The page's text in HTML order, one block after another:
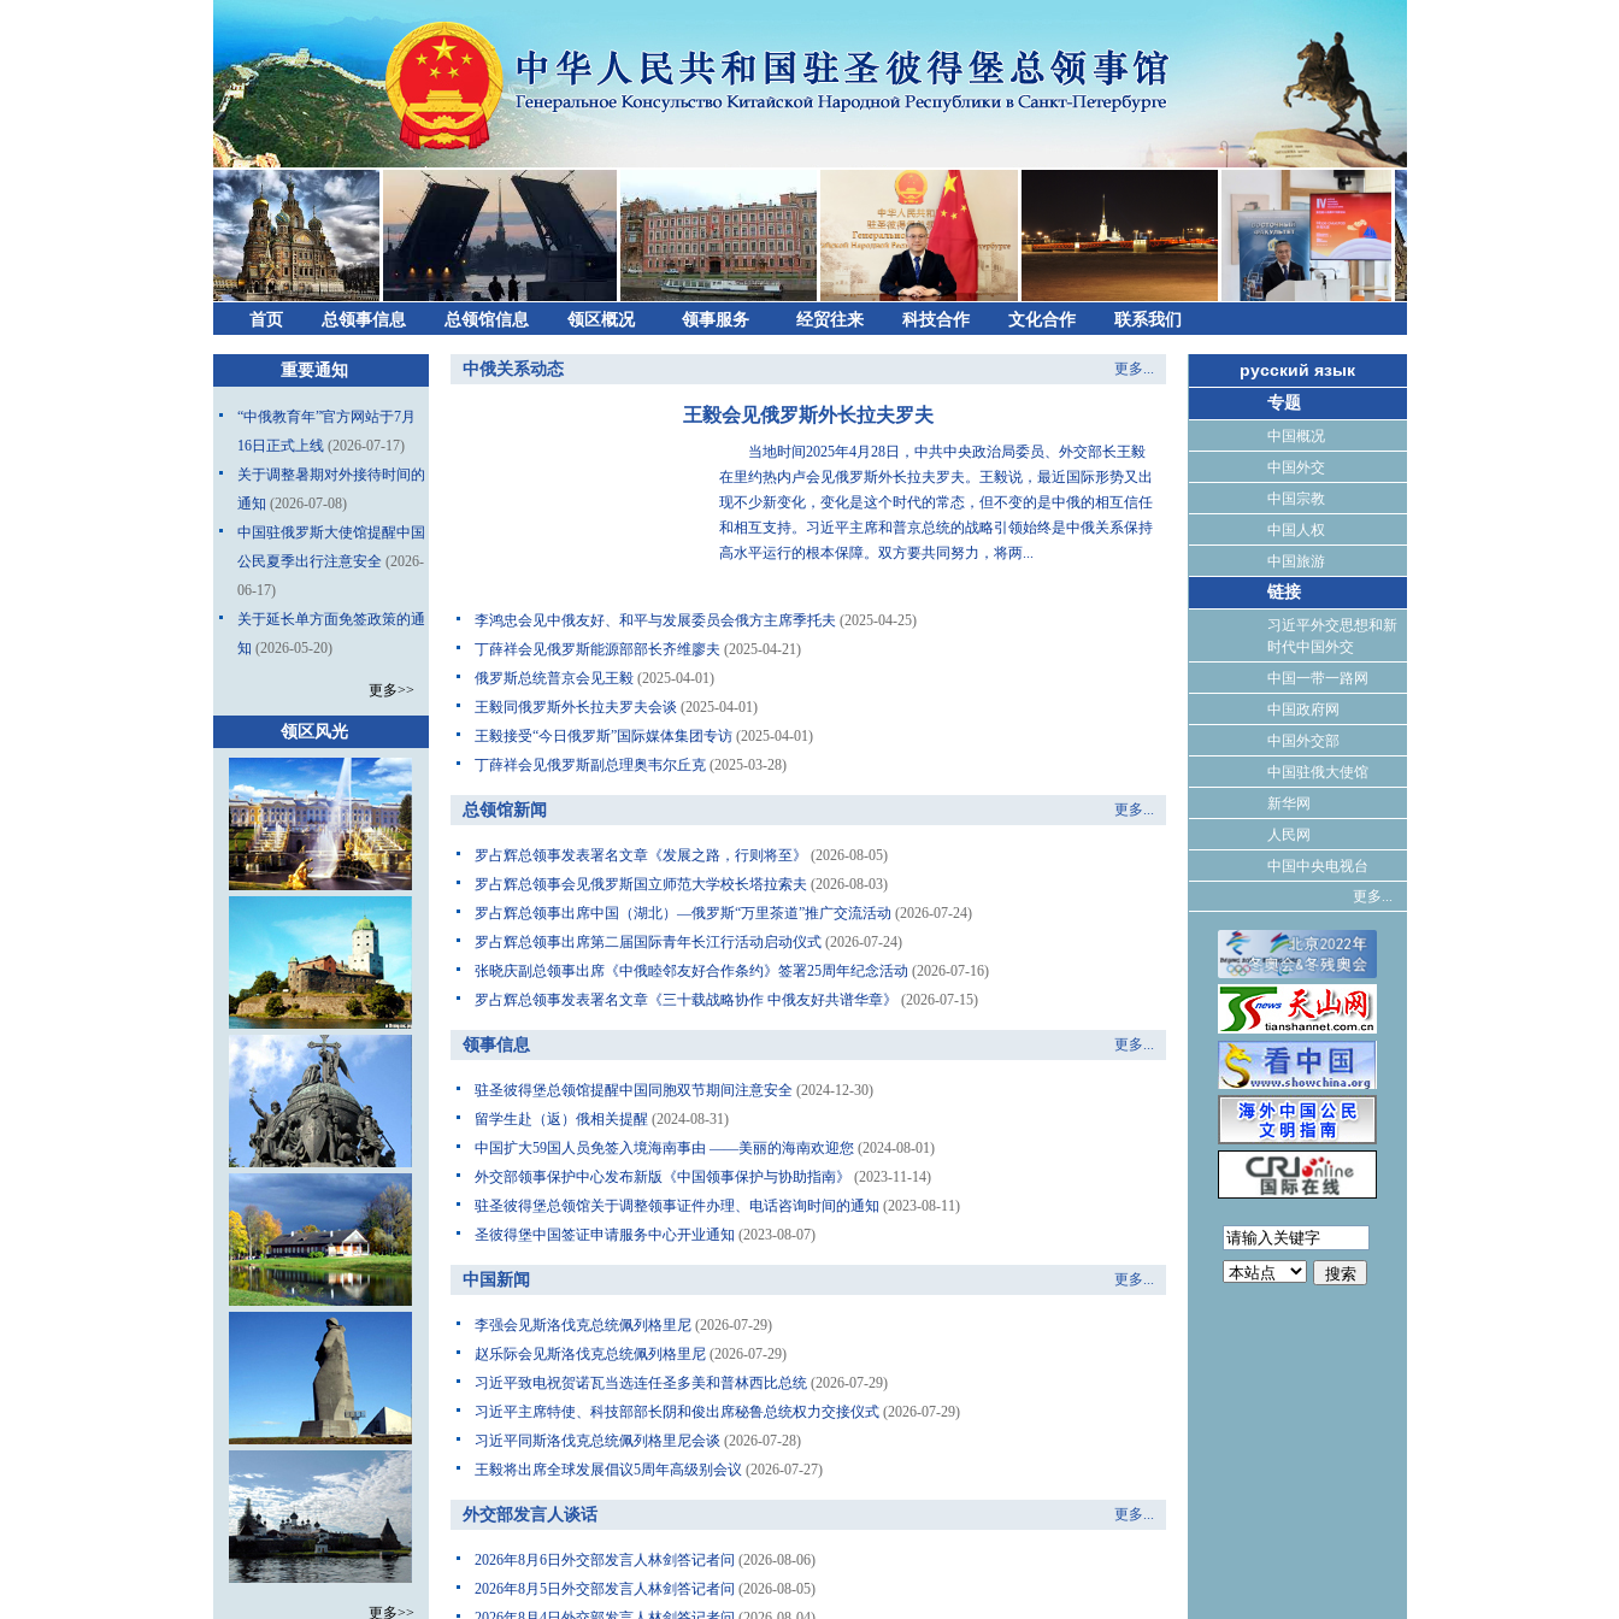
首页 总领事信息 总领馆信息 领区概况 领事服务 经贸往来 科技合作 文化合作 联系我们
重要通知
“中俄教育年”官方网站于7月
16日正式上线(2026-07-17)
关于调整暑期对外接待时间的
通知 (2026-07-08)
中国驻俄罗斯大使馆提醒中国
公民夏季出行注意安全(2026-
06-17)
关于延长单方面免签政策的通
知 (2026-05-20)
更多>>
领区风光
更多>>
中俄关系动态 更多...
王毅会见俄罗斯外长拉夫罗夫
当地时间2025年4月28日，中共中央政治局委员、外交部长王毅
在里约热内卢会见俄罗斯外长拉夫罗夫。王毅说，最近国际形势又出
现不少新变化，变化是这个时代的常态，但不变的是中俄的相互信任
和相互支持。习近平主席和普京总统的战略引领始终是中俄关系保持
高水平运行的根本保障。双方要共同努力，将两...
李鸿忠会见中俄友好、和平与发展委员会俄方主席季托夫 (2025-04-25)
丁薛祥会见俄罗斯能源部部长齐维廖夫 (2025-04-21)
俄罗斯总统普京会见王毅(2025-04-01)
王毅同俄罗斯外长拉夫罗夫会谈 (2025-04-01)
王毅接受“今日俄罗斯”国际媒体集团专访(2025-04-01)
丁薛祥会见俄罗斯副总理奥韦尔丘克(2025-03-28)
总领馆新闻 更多...
罗占辉总领事发表署名文章《发展之路，行则将至》
(2026-08-05)
罗占辉总领事会见俄罗斯国立师范大学校长塔拉索夫 (2026-08-03)
罗占辉总领事出席中国（湖北）—俄罗斯“万里茶道”推广交流活动 (2026-07-24)
罗占辉总领事出席第二届国际青年长江行活动启动仪式(2026-07-24)
张晓庆副总领事出席《中俄睦邻友好合作条约》签署25周年纪念活动 (2026-07-16)
罗占辉总领事发表署名文章《三十载战略协作 中俄友好共谱华章》
(2026-07-15)
领事信息 更多...
驻圣彼得堡总领馆提醒中国同胞双节期间注意安全(2024-12-30)
留学生赴（返）俄相关提醒 (2024-08-31)
中国扩大59国人员免签入境海南事由 ——美丽的海南欢迎您(2024-08-01)
外交部领事保护中心发布新版《中国领事保护与协助指南》
(2023-11-14)
驻圣彼得堡总领馆关于调整领事证件办理、电话咨询时间的通知 (2023-08-11)
圣彼得堡中国签证申请服务中心开业通知 (2023-08-07)
中国新闻 更多...
李强会见斯洛伐克总统佩列格里尼(2026-07-29)
赵乐际会见斯洛伐克总统佩列格里尼(2026-07-29)
习近平致电祝贺诺瓦当选连任圣多美和普林西比总统(2026-07-29)
习近平主席特使、科技部部长阴和俊出席秘鲁总统权力交接仪式(2026-07-29)
习近平同斯洛伐克总统佩列格里尼会谈 (2026-07-28)
王毅将出席全球发展倡议5周年高级别会议 (2026-07-27)
外交部发言人谈话 更多...
2026年8月6日外交部发言人林剑答记者问 (2026-08-06)
2026年8月5日外交部发言人林剑答记者问 (2026-08-05)
русский язык
专题
中国概况
中国外交
中国宗教
中国人权
中国旅游
链接
习近平外交思想和新
时代中国外交
中国一带一路网
中国政府网
中国外交部
中国驻俄大使馆
新华网
人民网
中国中央电视台
更多...